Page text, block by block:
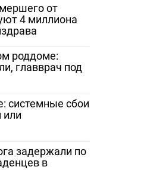
от
4 миллиона
роддоме:
главврач под
системные сбои
или
задержали по
в